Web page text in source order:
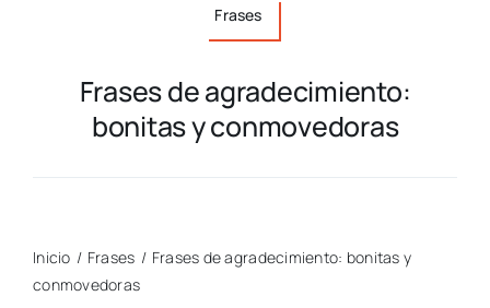
Frases
Frases de agradecimiento:
bonitas y conmovedoras
Inicio / Frases / Frases de agradecimiento: bonitas y
conmovedoras